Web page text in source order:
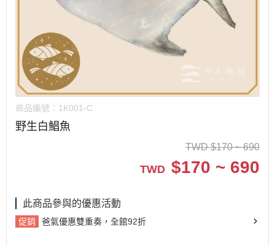
商品編號： 1K001-C
野生白鯧魚
TWD $170 ~ 690
TWD $170 ~ 690
此商品參與的優惠活動
促銷 爸氣優惠雙重奏，全館92折